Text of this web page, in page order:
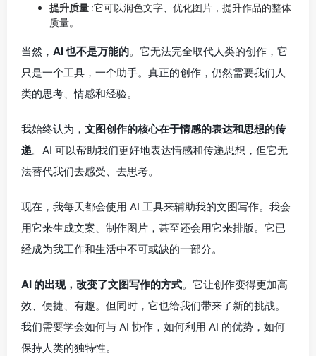
提升质量 :它可以润色文字、优化图片，提升作品的整体
质量。
当然， AI 也不是万能的。它无法完全取代人类的创作，它
只是一个工具，一个助手。真正的创作，仍然需要我们人
类的思考、情感和经验。
我始终认为， 文图创作的核心在于情感的表达和思想的传
递。AI 可以帮助我们更好地表达情感和传递思想，但它无
法替代我们去感受、去思考。
现在，我每天都会使用 AI 工具来辅助我的文图写作。我会
用它来生成文案、制作图片，甚至还会用它来排版。它已
经成为我工作和生活中不可或缺的一部分。
AI 的出现，改变了文图写作的方式。它让创作变得更加高
效、便捷、有趣。但同时，它也给我们带来了新的挑战。
我们需要学会如何与 AI 协作，如何利用 AI 的优势，如何
保持人类的独特性。